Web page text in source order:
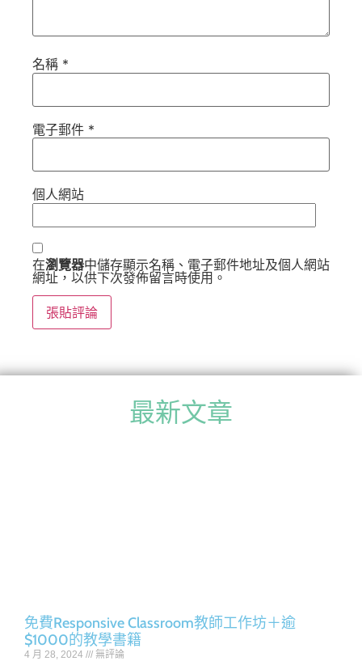
名稱 *
電子郵件 *
個人網站
在瀏覽器中儲存顯示名稱、電子郵件地址及個人網站
網址，以供下次發佈留言時使用。
最新文章
免費Responsive Classroom教師工作坊＋逾
$1000的教學書籍
4 月 28, 2024 無評論